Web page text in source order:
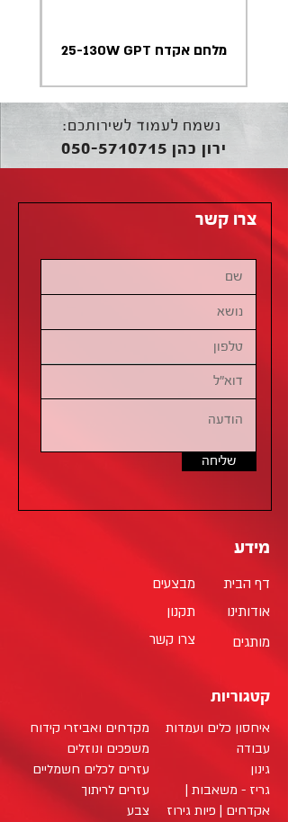
מלחם אקדח 25-130W GPT
נשמח לעמוד לשירותכם:
ירון כהן 050-5710715
צרו קשר
שליחה
מידע
מבצעים
תקנון
צרו קשר
דף הבית
אודותינו
מותגים
קטגוריות
מקדחים ואביזרי קידוח
משפכים ונוזלים
עזרים לכלים חשמליים
עזרים לריתוך
צבע
איחסון כלים ועמדות
עבודה
גינון
גריז - משאבות |
אקדחים | פיות גירוז